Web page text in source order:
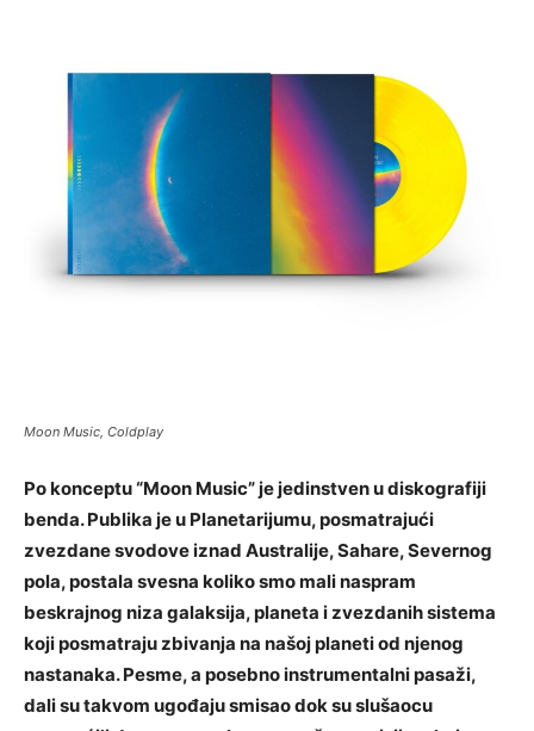
Moon Music, Coldplay
Po konceptu “Moon Music” je jedinstven u diskografiji
benda. Publika je u Planetarijumu, posmatrajući
zvezdane svodove iznad Australije, Sahare, Severnog
pola, postala svesna koliko smo mali naspram
beskrajnog niza galaksija, planeta i zvezdanih sistema
koji posmatraju zbivanja na našoj planeti od njenog
nastanaka. Pesme, a posebno instrumentalni pasaži,
dali su takvom ugođaju smisao dok su slušaocu